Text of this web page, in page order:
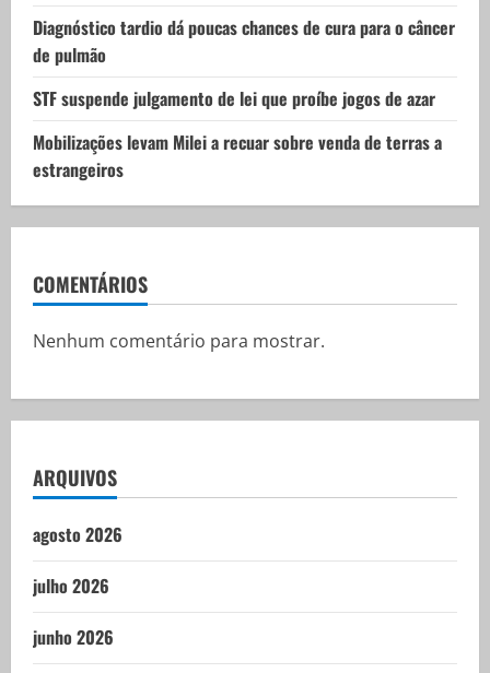
Diagnóstico tardio dá poucas chances de cura para o câncer
de pulmão
STF suspende julgamento de lei que proíbe jogos de azar
Mobilizações levam Milei a recuar sobre venda de terras a
estrangeiros
COMENTÁRIOS
Nenhum comentário para mostrar.
ARQUIVOS
agosto 2026
julho 2026
junho 2026